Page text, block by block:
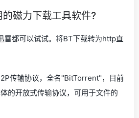
磁力下载工具软件?
雷都可以试试。将BT下载转为http直
传输协议，全名"BitTorrent"，目前
的开放式传输协议，可用于文件的